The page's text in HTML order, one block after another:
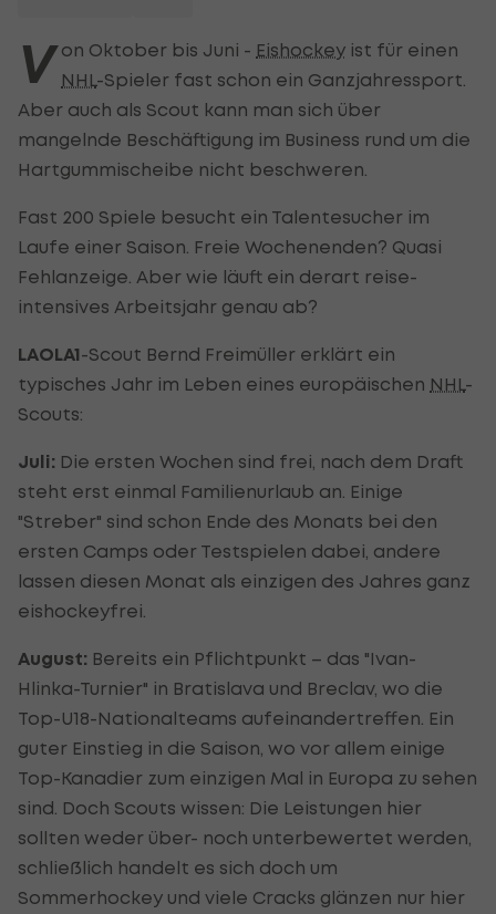
V on Oktober bis Juni - Eishockey ist für einen
NHL -Spieler fast schon ein Ganzjahressport.
Aber auch als Scout kann man sich über
mangelnde Beschäftigung im Business rund um die
Hartgummischeibe nicht beschweren.
Fast 200 Spiele besucht ein Talentesucher im
Laufe einer Saison. Freie Wochenenden? Quasi
Fehlanzeige. Aber wie läuft ein derart reise-
intensives Arbeitsjahr genau ab?
LAOLA1-Scout Bernd Freimüller erklärt ein
typisches Jahr im Leben eines europäischen NHL -
Scouts:
Juli: Die ersten Wochen sind frei, nach dem Draft
steht erst einmal Familienurlaub an. Einige
"Streber" sind schon Ende des Monats bei den
ersten Camps oder Testspielen dabei, andere
lassen diesen Monat als einzigen des Jahres ganz
eishockeyfrei.
August: Bereits ein Pflichtpunkt – das "Ivan-
Hlinka-Turnier" in Bratislava und Breclav, wo die
Top-U18-Nationalteams aufeinandertreffen. Ein
guter Einstieg in die Saison, wo vor allem einige
Top-Kanadier zum einzigen Mal in Europa zu sehen
sind. Doch Scouts wissen: Die Leistungen hier
sollten weder über- noch unterbewertet werden,
schließlich handelt es sich doch um
Sommerhockey und viele Cracks glänzen nur hier